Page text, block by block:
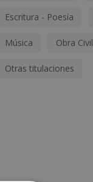
Escritura - Poesía
Música Obra Civil
Otras titulaciones